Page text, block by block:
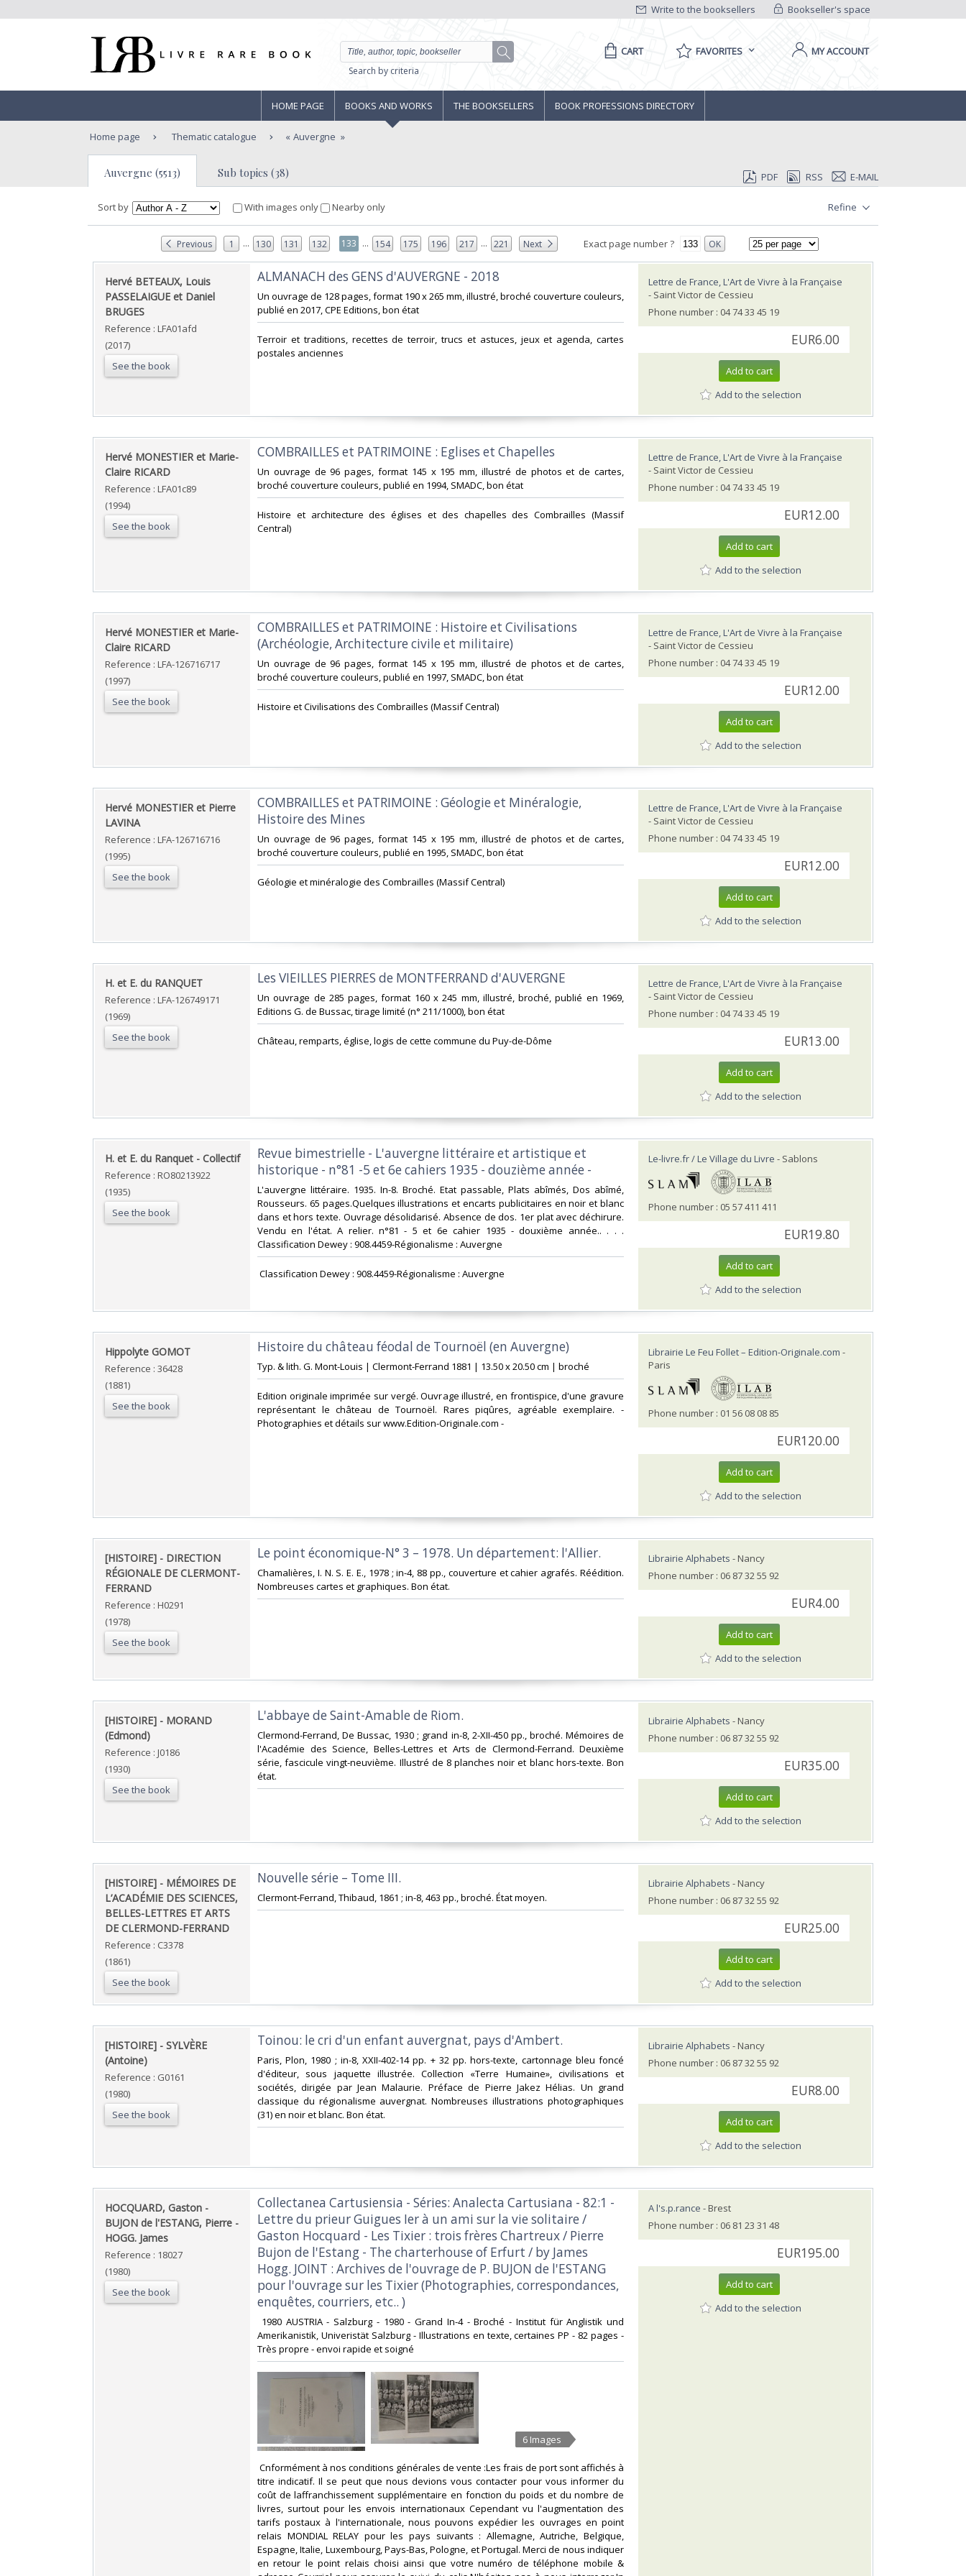
Bookseller's space
Write to the booksellers
Search by criteria
CART FAVORITES MY ACCOUNT
HOME PAGE BOOKS AND WORKS THE BOOKSELLERS BOOK PROFESSIONS DIRECTORY
Home page Thematic catalogue Auvergne
Auvergne (5513) Sub topics (38) PDF RSS E-MAIL
Sort by With images only Nearby only Refine
Previous 1 ... 130 131 132 133 ... 154 175 196 217 ... 221 Next Exact page number ? OK
‎Hervé BETEAUX, Louis
PASSELAIGUE et Daniel
BRUGES‎
Reference : LFA01afd
(2017)
See the book
‎ALMANACH des GENS d'AUVERGNE - 2018‎
‎Un ouvrage de 128 pages, format 190 x 265 mm, illustré, broché couverture couleurs,
publié en 2017, CPE Editions, bon état‎
‎Terroir et traditions, recettes de terroir, trucs et astuces, jeux et agenda, cartes
postales anciennes‎
Lettre de France, L'Art de Vivre à la Française
- Saint Victor de Cessieu
Phone number : 04 74 33 45 19
EUR6.00
Add to cart
Add to the selection
‎Hervé MONESTIER et Marie-
Claire RICARD‎
Reference : LFA01c89
(1994)
See the book
‎COMBRAILLES et PATRIMOINE : Eglises et Chapelles‎
‎Un ouvrage de 96 pages, format 145 x 195 mm, illustré de photos et de cartes,
broché couverture couleurs, publié en 1994, SMADC, bon état‎
‎Histoire et architecture des églises et des chapelles des Combrailles (Massif
Central)‎
Lettre de France, L'Art de Vivre à la Française
- Saint Victor de Cessieu
Phone number : 04 74 33 45 19
EUR12.00
Add to cart
Add to the selection
‎Hervé MONESTIER et Marie-
Claire RICARD‎
Reference : LFA-126716717
(1997)
See the book
‎COMBRAILLES et PATRIMOINE : Histoire et Civilisations
(Archéologie, Architecture civile et militaire)‎
‎Un ouvrage de 96 pages, format 145 x 195 mm, illustré de photos et de cartes,
broché couverture couleurs, publié en 1997, SMADC, bon état‎
‎Histoire et Civilisations des Combrailles (Massif Central)‎
Lettre de France, L'Art de Vivre à la Française
- Saint Victor de Cessieu
Phone number : 04 74 33 45 19
EUR12.00
Add to cart
Add to the selection
‎Hervé MONESTIER et Pierre
LAVINA‎
Reference : LFA-126716716
(1995)
See the book
‎COMBRAILLES et PATRIMOINE : Géologie et Minéralogie,
Histoire des Mines‎
‎Un ouvrage de 96 pages, format 145 x 195 mm, illustré de photos et de cartes,
broché couverture couleurs, publié en 1995, SMADC, bon état‎
‎Géologie et minéralogie des Combrailles (Massif Central)‎
Lettre de France, L'Art de Vivre à la Française
- Saint Victor de Cessieu
Phone number : 04 74 33 45 19
EUR12.00
Add to cart
Add to the selection
‎H. et E. du RANQUET‎
Reference : LFA-126749171
(1969)
See the book
‎Les VIEILLES PIERRES de MONTFERRAND d'AUVERGNE‎
‎Un ouvrage de 285 pages, format 160 x 245 mm, illustré, broché, publié en 1969,
Editions G. de Bussac, tirage limité (n° 211/1000), bon état‎
‎Château, remparts, église, logis de cette commune du Puy-de-Dôme‎
Lettre de France, L'Art de Vivre à la Française
- Saint Victor de Cessieu
Phone number : 04 74 33 45 19
EUR13.00
Add to cart
Add to the selection
‎H. et E. du Ranquet - Collectif‎
Reference : RO80213922
(1935)
See the book
‎Revue bimestrielle - L'auvergne littéraire et artistique et
historique - n°81 -5 et 6e cahiers 1935 - douzième année -‎
‎L'auvergne littéraire. 1935. In-8. Broché. Etat passable, Plats abîmés, Dos abîmé,
Rousseurs. 65 pages.Quelques illustrations et encarts publicitaires en noir et blanc
dans et hors texte. Ouvrage désolidarisé. Absence de dos. 1er plat avec déchirure.
Vendu en l'état. A relier. n°81 - 5 et 6e cahier 1935 - douxième année.. . . .
Classification Dewey : 908.4459-Régionalisme : Auvergne‎
‎ Classification Dewey : 908.4459-Régionalisme : Auvergne‎
Le-livre.fr / Le Village du Livre - Sablons
Phone number : 05 57 411 411
EUR19.80
Add to cart
Add to the selection
‎Hippolyte GOMOT‎
Reference : 36428
(1881)
See the book
‎Histoire du château féodal de Tournoël (en Auvergne)‎
‎Typ. & lith. G. Mont-Louis | Clermont-Ferrand 1881 | 13.50 x 20.50 cm | broché‎
‎Edition originale imprimée sur vergé. Ouvrage illustré, en frontispice, d'une gravure
représentant le château de Tournoël. Rares piqûres, agréable exemplaire. -
Photographies et détails sur www.Edition-Originale.com -‎
Librairie Le Feu Follet – Edition-Originale.com -
Paris
Phone number : 01 56 08 08 85
EUR120.00
Add to cart
Add to the selection
‎[HISTOIRE] - DIRECTION
RÉGIONALE DE CLERMONT-
FERRAND‎
Reference : H0291
(1978)
See the book
‎Le point économique-N° 3 – 1978. Un département: l'Allier. ‎
‎Chamalières, I. N. S. E. E., 1978 ; in-4, 88 pp., couverture et cahier agrafés. Réédition.
Nombreuses cartes et graphiques. Bon état.‎
Librairie Alphabets - Nancy
Phone number : 06 87 32 55 92
EUR4.00
Add to cart
Add to the selection
‎[HISTOIRE] - MORAND
(Edmond)‎
Reference : J0186
(1930)
See the book
‎L'abbaye de Saint-Amable de Riom. ‎
‎Clermond-Ferrand, De Bussac, 1930 ; grand in-8, 2-XII-450 pp., broché. Mémoires de
l'Académie des Science, Belles-Lettres et Arts de Clermond-Ferrand. Deuxième
série, fascicule vingt-neuvième. Illustré de 8 planches noir et blanc hors-texte. Bon
état.‎
Librairie Alphabets - Nancy
Phone number : 06 87 32 55 92
EUR35.00
Add to cart
Add to the selection
‎[HISTOIRE] - MÉMOIRES DE
L’ACADÉMIE DES SCIENCES,
BELLES-LETTRES ET ARTS
DE CLERMOND-FERRAND‎
Reference : C3378
(1861)
See the book
‎Nouvelle série – Tome III. ‎
‎Clermont-Ferrand, Thibaud, 1861 ; in-8, 463 pp., broché. État moyen.‎
Librairie Alphabets - Nancy
Phone number : 06 87 32 55 92
EUR25.00
Add to cart
Add to the selection
‎[HISTOIRE] - SYLVÈRE
(Antoine)‎
Reference : G0161
(1980)
See the book
‎Toinou: le cri d'un enfant auvergnat, pays d'Ambert. ‎
‎Paris, Plon, 1980 ; in-8, XXII-402-14 pp. + 32 pp. hors-texte, cartonnage bleu foncé
d'éditeur, sous jaquette illustrée. Collection «Terre Humaine», civilisations et
sociétés, dirigée par Jean Malaurie. Préface de Pierre Jakez Hélias. Un grand
classique du régionalisme auvergnat. Nombreuses illustrations photographiques
(31) en noir et blanc. Bon état.‎
Librairie Alphabets - Nancy
Phone number : 06 87 32 55 92
EUR8.00
Add to cart
Add to the selection
‎HOCQUARD, Gaston -
BUJON de l'ESTANG, Pierre -
HOGG. James ‎
Reference : 18027
(1980)
See the book
‎Collectanea Cartusiensia - Séries: Analecta Cartusiana - 82:1 -
Lettre du prieur Guigues Ier à un ami sur la vie solitaire /
Gaston Hocquard - Les Tixier : trois frères Chartreux / Pierre
Bujon de l'Estang - The charterhouse of Erfurt / by James
Hogg. JOINT : Archives de l'ouvrage de P. BUJON de l'ESTANG
pour l'ouvrage sur les Tixier (Photographies, correspondances,
enquêtes, courriers, etc.. )‎
‎ 1980 AUSTRIA - Salzburg - 1980 - Grand In-4 - Broché - Institut für Anglistik und
Amerikanistik, Univeristät Salzburg - Illustrations en texte, certaines PP - 82 pages -
Très propre - envoi rapide et soigné ‎
6 Images
‎ Cnformément à nos conditions générales de vente :Les frais de port sont affichés à
titre indicatif. Il se peut que nous devions vous contacter pour vous informer du
coût de laffranchissement supplémentaire en fonction du poids et du nombre de
livres, surtout pour les envois internationaux Cependant vu l'augmentation des
tarifs postaux à l'internationale, nous pouvons expédier les ouvrages en point
relais MONDIAL RELAY pour les pays suivants : Allemagne, Autriche, Belgique,
Espagne, Italie, Luxembourg, Pays-Bas, Pologne, et Portugal. Merci de nous indiquer
en retour le point relais choisi ainsi que votre numéro de téléphone mobile &
A l's.p.rance - Brest
Phone number : 06 81 23 31 48
EUR195.00
Add to cart
Add to the selection